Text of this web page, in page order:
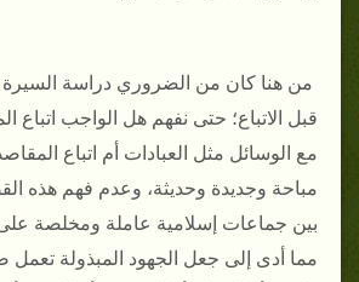
من هنا كان من الضروري دراسة السيرة
قبل الاتباع؛ حتى نفهم هل الواجب اتباع
مع الوسائل مثل العبادات أم اتباع
مباحة وجديدة وحديثة، وعدم فهم هذه
بين جماعات إسلامية عاملة ومخلصة على
مما أدى إلى جعل الجهود المبذولة تعمل